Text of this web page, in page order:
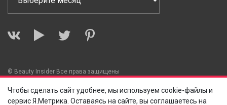
Чтобы сделать сайт удобнее, мы используем cookie-файлы и
сервис Я.Метрика. Оставаясь на сайте, вы соглашаетесь на
© Beauty Insider Все права защищены